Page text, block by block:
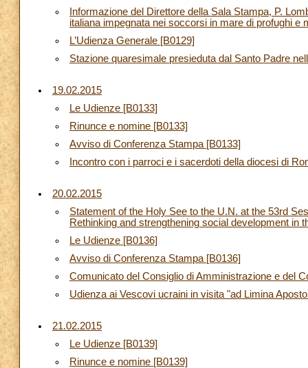
Informazione del Direttore della Sala Stampa, P.
italiana impegnata nei soccorsi in mare di profughi
L’Udienza Generale [B0129]
Stazione quaresimale presieduta dal Santo Padre
19.02.2015
Le Udienze [B0133]
Rinunce e nomine [B0133]
Avviso di Conferenza Stampa [B0133]
Incontro con i parroci e i sacerdoti della diocesi di
20.02.2015
Statement of the Holy See to the U.N. at the 53rd
Rethinking and strengthening social development in
Le Udienze [B0136]
Avviso di Conferenza Stampa [B0136]
Comunicato del Consiglio di Amministrazione e del
Udienza ai Vescovi ucraini in visita "ad Limina
21.02.2015
Le Udienze [B0139]
Rinunce e nomine [B0139]